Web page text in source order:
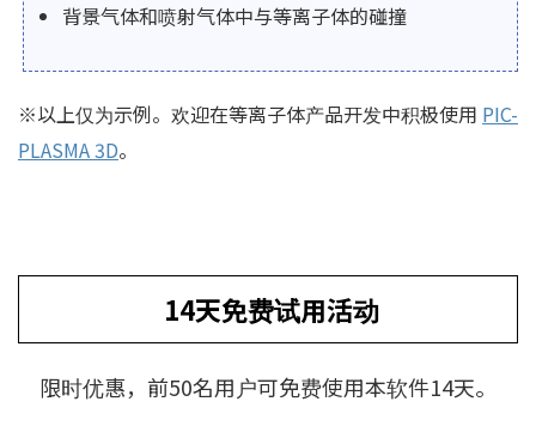
背景气体和喷射气体中与等离子体的碰撞
※以上仅为示例。欢迎在等离子体产品开发中积极使用 PIC-
PLASMA 3D。
14天免费试用活动
限时优惠，前50名用户可免费使用本软件14天。